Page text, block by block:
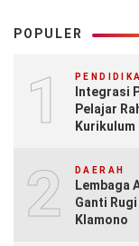
POPULER
1
Integrasi
Pelajar
2 DAERAH
Lembaga
Ganti
Klamono